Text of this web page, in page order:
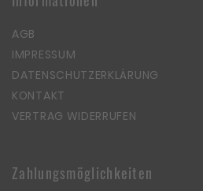
AGB
IMPRESSUM
DATENSCHUTZERKLÄRUNG
KONTAKT
VERTRAG WIDERRUFEN
Zahlungsmöglichkeiten